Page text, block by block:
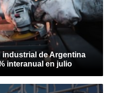
industrial de Argentina
interanual en julio